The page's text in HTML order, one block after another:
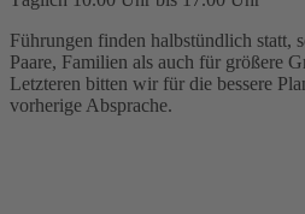
Führungen finden halbstündlich statt,
Paare, Familien als auch für größere
Letzteren bitten wir für die bessere
vorherige Absprache.